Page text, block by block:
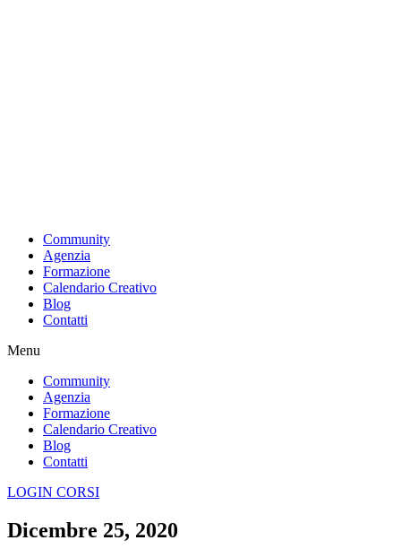
Community
Agenzia
Formazione
Calendario Creativo
Blog
Contatti
Menu
Community
Agenzia
Formazione
Calendario Creativo
Blog
Contatti
LOGIN CORSI
Dicembre 25, 2020